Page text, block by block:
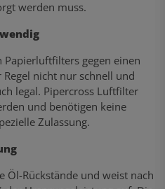
werden muss.
Papierluftfilters gegen einen
nicht nur schnell und
legal. Pipercross Luftfilter
und benötigen keine
Zulassung.
Öl-Rückstände und weist nach